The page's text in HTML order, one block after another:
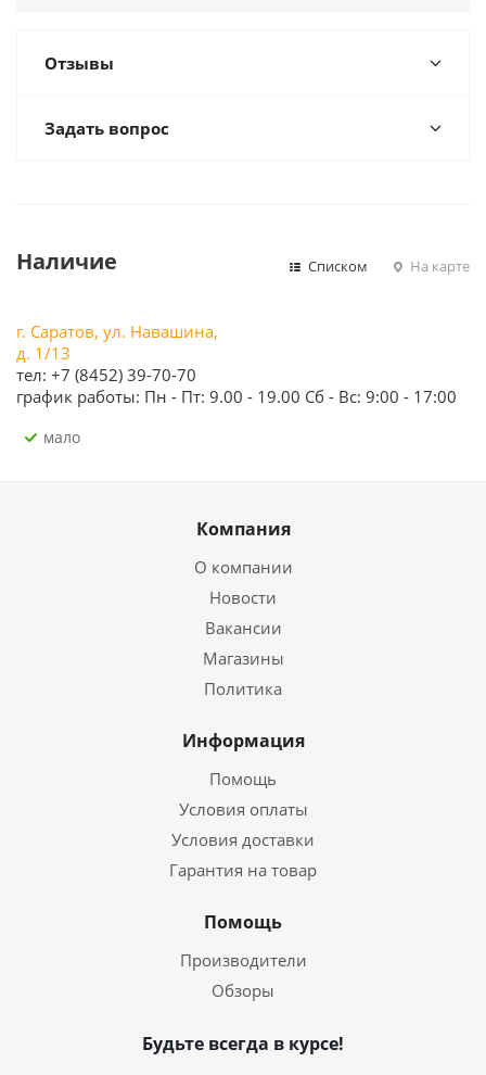
Отзывы
Задать вопрос
Наличие Списком На карте
г. Саратов, ул. Навашина,
д. 1/13
тел: +7 (8452) 39-70-70
график работы: Пн - Пт: 9.00 - 19.00 Сб - Вс: 9:00 - 17:00
Мало
Компания
О компании
Новости
Вакансии
Магазины
Политика
Информация
Помощь
Условия оплаты
Условия доставки
Гарантия на товар
Помощь
Производители
Обзоры
Будьте всегда в курсе!